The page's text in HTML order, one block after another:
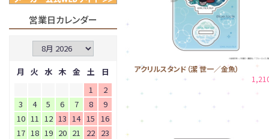
アクリルスタンド（潔 世一／金魚）
営業日カレンダー
月 火 水 木 金 土
日
1
2
3
4 5 6 7 8
9
10 11 12 13 14 15
16
17 18 19 20 21 22 23